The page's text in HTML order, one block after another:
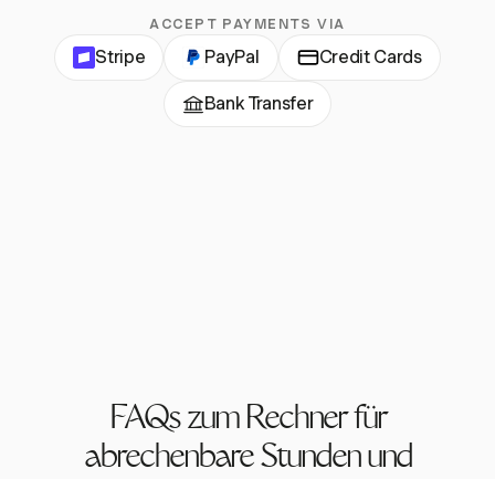
ACCEPT PAYMENTS VIA
Stripe PayPal Credit Cards
Bank Transfer
FAQs zum Rechner für
abrechenbare Stunden und